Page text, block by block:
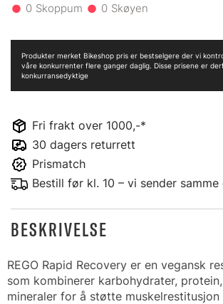
0 0
Fri frakt over 1000,-*
30 dagers returrett
Prismatch
Bestill før kl. 10 – vi sender samme
Produkter merket Bikeshop pris er bestselgere der vi
våre konkurrenter flere ganger daglig. Disse prisene er
konkurransedyktige
BESKRIVELSE
REGO Rapid Recovery er en vegansk
som kombinerer karbohydrater,
mineraler for å støtte muskelrestitusjon